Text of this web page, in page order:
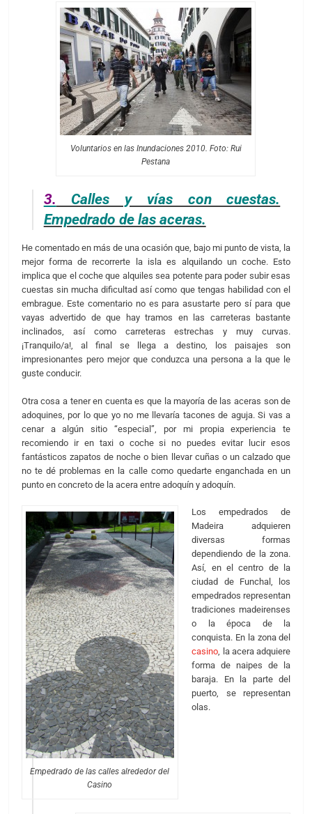
Voluntarios en las Inundaciones 2010. Foto: Rui
Pestana
3. Calles y vías con cuestas.
Empedrado de las aceras.
He comentado en más de una ocasión que, bajo mi punto de vista, la
mejor forma de recorrerte la isla es alquilando un coche. Esto
implica que el coche que alquiles sea potente para poder subir esas
cuestas sin mucha dificultad así como que tengas habilidad con el
embrague. Este comentario no es para asustarte pero sí para que
vayas advertido de que hay tramos en las carreteras bastante
inclinados, así como carreteras estrechas y muy curvas.
¡Tranquilo/a!, al final se llega a destino, los paisajes son
impresionantes pero mejor que conduzca una persona a la que le
guste conducir.
Otra cosa a tener en cuenta es que la mayoría de las aceras son de
adoquines, por lo que yo no me llevaría tacones de aguja. Si vas a
cenar a algún sitio “especial”, por mi propia experiencia te
recomiendo ir en taxi o coche si no puedes evitar lucir esos
fantásticos zapatos de noche o bien llevar cuñas o un calzado que
no te dé problemas en la calle como quedarte enganchada en un
punto en concreto de la acera entre adoquín y adoquín.
Empedrado de las calles alrededor del
Casino
Los empedrados de
Madeira adquieren
diversas formas
dependiendo de la zona.
Así, en el centro de la
ciudad de Funchal, los
empedrados representan
tradiciones madeirenses
o la época de la
conquista. En la zona del
casino, la acera adquiere
forma de naipes de la
baraja. En la parte del
puerto, se representan
olas.